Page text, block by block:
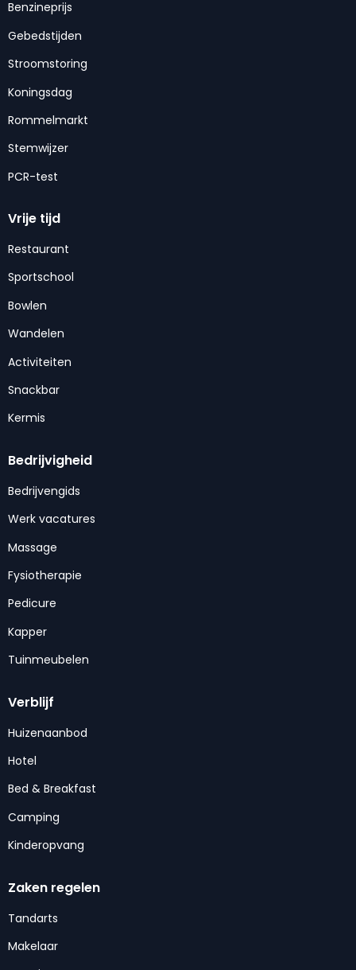
Benzineprijs
Gebedstijden
Stroomstoring
Koningsdag
Rommelmarkt
Stemwijzer
PCR-test
Vrije tijd
Restaurant
Sportschool
Bowlen
Wandelen
Activiteiten
Snackbar
Kermis
Bedrijvigheid
Bedrijvengids
Werk vacatures
Massage
Fysiotherapie
Pedicure
Kapper
Tuinmeubelen
Verblijf
Huizenaanbod
Hotel
Bed & Breakfast
Camping
Kinderopvang
Zaken regelen
Tandarts
Makelaar